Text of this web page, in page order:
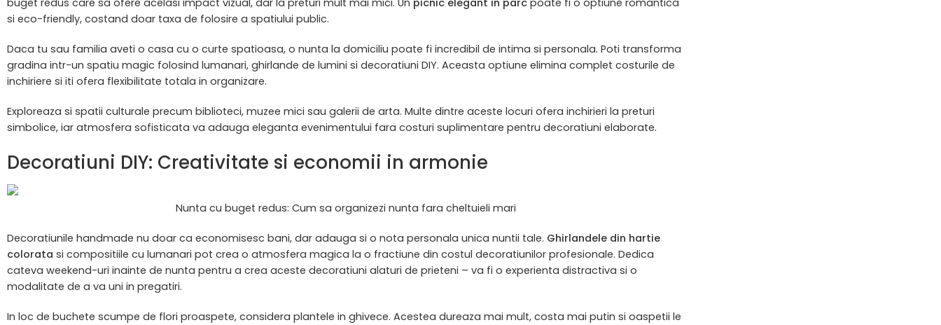
buget redus care sa ofere acelasi impact vizual, dar la preturi mult mai mici. Un picnic elegant in parc poate fi o optiune romantica
si eco-friendly, costand doar taxa de folosire a spatiului public.
Daca tu sau familia aveti o casa cu o curte spatioasa, o nunta la domiciliu poate fi incredibil de intima si personala. Poti transforma
gradina intr-un spatiu magic folosind lumanari, ghirlande de lumini si decoratiuni DIY. Aceasta optiune elimina complet costurile de
inchiriere si iti ofera flexibilitate totala in organizare.
Exploreaza si spatii culturale precum biblioteci, muzee mici sau galerii de arta. Multe dintre aceste locuri ofera inchirieri la preturi
simbolice, iar atmosfera sofisticata va adauga eleganta evenimentului fara costuri suplimentare pentru decoratiuni elaborate.
Decoratiuni DIY: Creativitate si economii in armonie
Nunta cu buget redus: Cum sa organizezi nunta fara cheltuieli mari
Decoratiunile handmade nu doar ca economisesc bani, dar adauga si o nota personala unica nuntii tale. Ghirlandele din hartie
colorata si compositiile cu lumanari pot crea o atmosfera magica la o fractiune din costul decoratiunilor profesionale. Dedica
cateva weekend-uri inainte de nunta pentru a crea aceste decoratiuni alaturi de prieteni – va fi o experienta distractiva si o
modalitate de a va uni in pregatiri.
In loc de buchete scumpe de flori proaspete, considera plantele in ghivece. Acestea dureaza mai mult, costa mai putin si oaspetii le